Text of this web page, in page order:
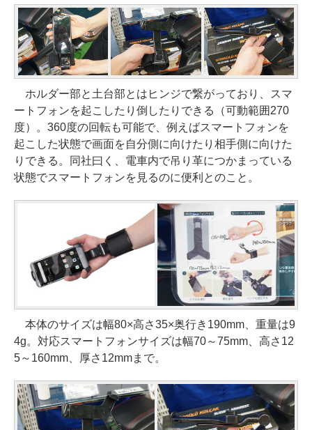
ホルダー部と土台部とはヒンジで繋がっており、スマ
ートフォンを起こしたり倒したりできる（可動範囲270
度）。360度の回転も可能で、例えばスマートフォンを
起こした状態で画面を自分側に向けたり相手側に向けた
りできる。同社曰く、電車内で吊り革につかまっている
状態でスマートフォンを見るのに便利とのこと。
本体のサイズは幅80×高さ35×奥行き190mm、重量は9
4g。対応スマートフォンサイズは幅70～75mm、高さ12
5～160mm、厚さ12mmまで。